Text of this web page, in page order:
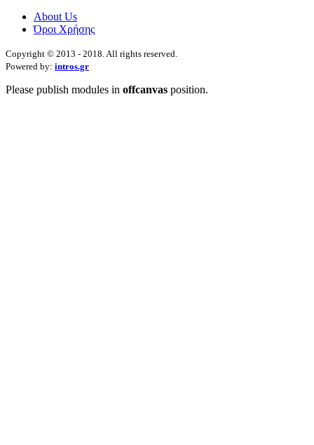
About Us
Όροι Χρήσης
Copyright © 2013 - 2018. All rights reserved.
Powered by: intros.gr
Please publish modules in offcanvas position.